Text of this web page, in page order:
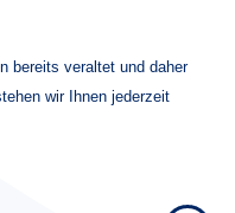
bereits veraltet und daher
wir Ihnen jederzeit